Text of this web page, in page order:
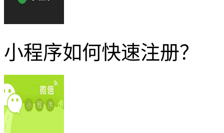
小程序如何快速注册？